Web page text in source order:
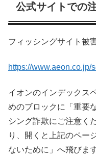
公式サイトでの
フィッシングサイト被
https://www.aeon.co.jp/
イオンのインデックス
めのブロックに「重要
シング詐欺にご注意く
り、開くと上記のペー
ないために」へ飛びます